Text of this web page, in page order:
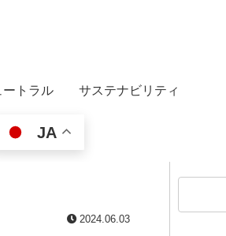
ートラル サステナビリティ
JA
2024.06.03